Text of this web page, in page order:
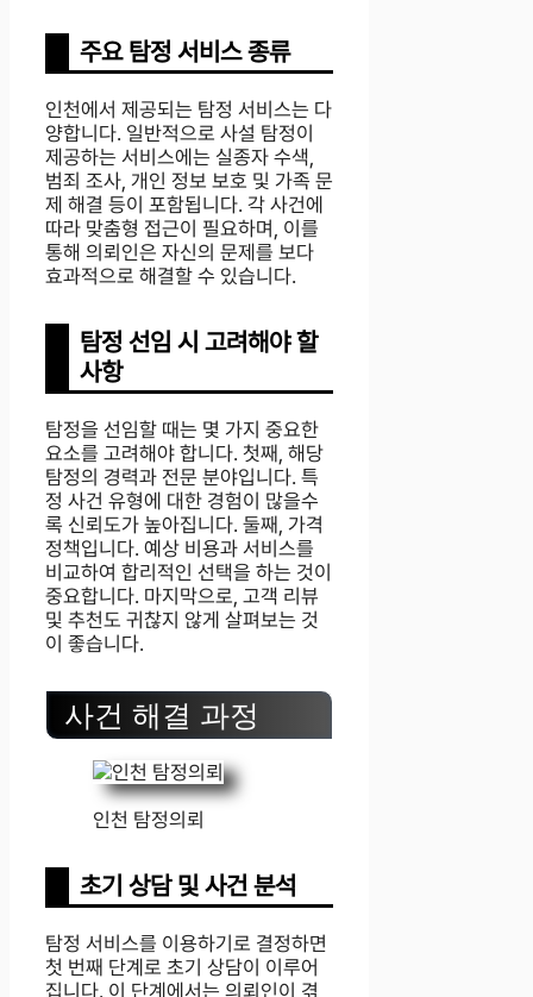
주요 탐정 서비스 종류
인천에서 제공되는 탐정 서비스는 다
양합니다. 일반적으로 사설 탐정이
제공하는 서비스에는 실종자 수색,
범죄 조사, 개인 정보 보호 및 가족 문
제 해결 등이 포함됩니다. 각 사건에
따라 맞춤형 접근이 필요하며, 이를
통해 의뢰인은 자신의 문제를 보다
효과적으로 해결할 수 있습니다.
탐정 선임 시 고려해야 할
사항
탐정을 선임할 때는 몇 가지 중요한
요소를 고려해야 합니다. 첫째, 해당
탐정의 경력과 전문 분야입니다. 특
정 사건 유형에 대한 경험이 많을수
록 신뢰도가 높아집니다. 둘째, 가격
정책입니다. 예상 비용과 서비스를
비교하여 합리적인 선택을 하는 것이
중요합니다. 마지막으로, 고객 리뷰
및 추천도 귀찮지 않게 살펴보는 것
이 좋습니다.
사건 해결 과정
인천 탐정의뢰
초기 상담 및 사건 분석
탐정 서비스를 이용하기로 결정하면
첫 번째 단계로 초기 상담이 이루어
집니다. 이 단계에서는 의뢰인이 겪